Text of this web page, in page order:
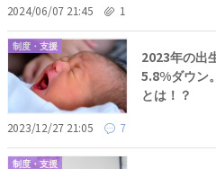
2024/06/07 21:45 1
制度・支援
2023年の出
5.8%ダウン
とは！？
2023/12/27 21:05 7
制度・支援